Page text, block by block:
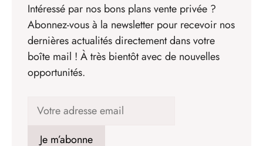
Intéressé par nos bons plans vente privée ?
Abonnez-vous à la newsletter pour recevoir nos
dernières actualités directement dans votre
boîte mail ! À très bientôt avec de nouvelles
opportunités.